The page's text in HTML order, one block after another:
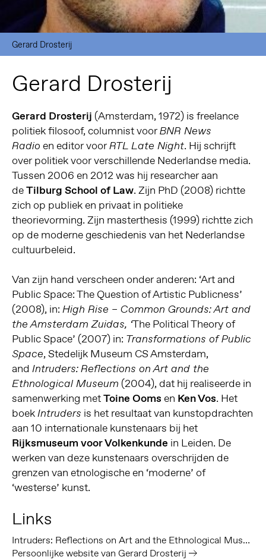
Gerard Drosterij
Gerard Drosterij
Gerard Drosterij (Amsterdam, 1972) is freelance
politiek filosoof, columnist voorBNR News
Radio en editor voorRTL Late Night. Hij schrijft
over politiek voor verschillende Nederlandse media.
Tussen 2006 en 2012 was hij researcher aan
deTilburg School of Law. Zijn PhD (2008) richtte
zich op publiek en privaat in politieke
theorievorming. Zijn masterthesis (1999) richtte zich
op de moderne geschiedenis van het Nederlandse
cultuurbeleid.
Van zijn hand verscheen onder anderen: ‘Art and
Public Space: The Question of Artistic Publicness’
(2008), in: High Rise – Common Grounds: Art and
the Amsterdam Zuidas, ‘The Political Theory of
Public Space’ (2007) in: Transformations of Public
Space, Stedelijk Museum CS Amsterdam,
and Intruders:Reflections on Art and the
Ethnological Museum (2004), dat hij realiseerde in
samenwerking metToine Ooms en Ken Vos. Het
boekIntruders is het resultaat van kunstopdrachten
aan 10 internationale kunstenaars bij het
Rijksmuseum voor Volkenkunde in Leiden. De
werken van deze kunstenaars overschrijden de
grenzen van etnologische en ‘moderne’ of
‘westerse’ kunst.
Links
Intruders: Reflections on Art and the Ethnological Museum
Persoonlijke website van Gerard Drosterij